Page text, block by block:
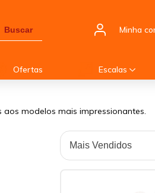
Buscar Minha
Ofertas Escalas
modelos mais impressionantes.